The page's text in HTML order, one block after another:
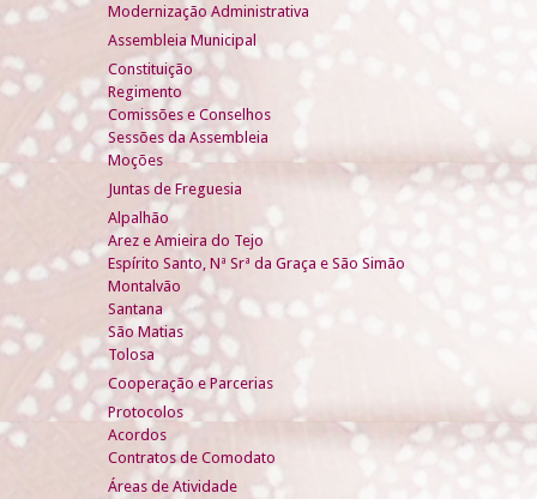
Modernização Administrativa
Assembleia Municipal
Constituição
Regimento
Comissões e Conselhos
Sessões da Assembleia
Moções
Juntas de Freguesia
Alpalhão
Arez e Amieira do Tejo
Espírito Santo, Nª Srª da Graça e São Simão
Montalvão
Santana
São Matias
Tolosa
Cooperação e Parcerias
Protocolos
Acordos
Contratos de Comodato
Áreas de Atividade